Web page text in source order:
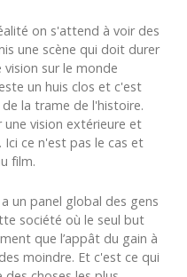
on s'attend à voir des
une scène qui doit durer
vision sur le monde
un huis clos et c'est
la trame de l'histoire.
vision extérieure et
Ici ce n'est pas le cas et
film.
un panel global des gens
société où le seul but
que l’appât du gain à
moindre. Et c'est ce qui